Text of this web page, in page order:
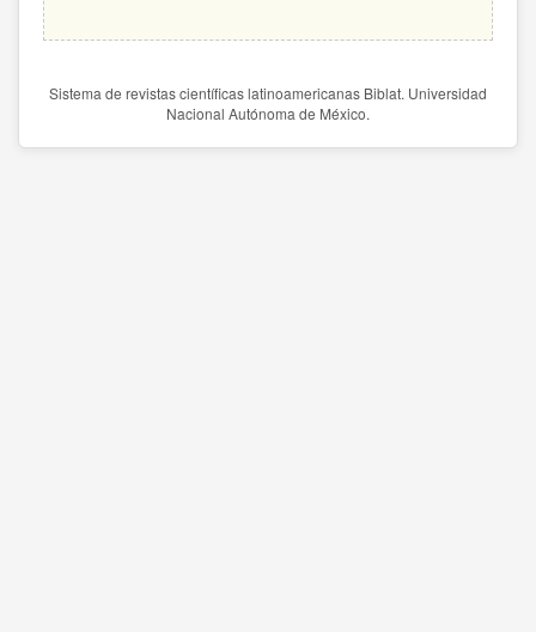
Sistema de revistas científicas latinoamericanas Biblat. Universidad
Nacional Autónoma de México.